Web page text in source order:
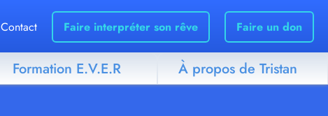
Contact Faire interpréter son rêve Faire un don
Formation E.V.E.R À propos de Tristan